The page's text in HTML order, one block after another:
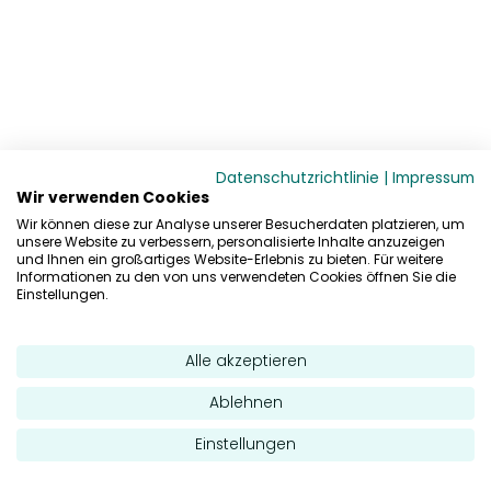
Datenschutzrichtlinie | Impressum
Wir verwenden Cookies
Wir können diese zur Analyse unserer Besucherdaten platzieren, um
unsere Website zu verbessern, personalisierte Inhalte anzuzeigen
und Ihnen ein großartiges Website-Erlebnis zu bieten. Für weitere
Informationen zu den von uns verwendeten Cookies öffnen Sie die
Einstellungen.
Alle akzeptieren
Ablehnen
Einstellungen